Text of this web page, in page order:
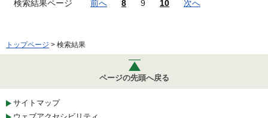
検索結果ページ 前へ 8 9 10 次へ
トップページ > 検索結果
ページの先頭へ戻る
サイトマップ